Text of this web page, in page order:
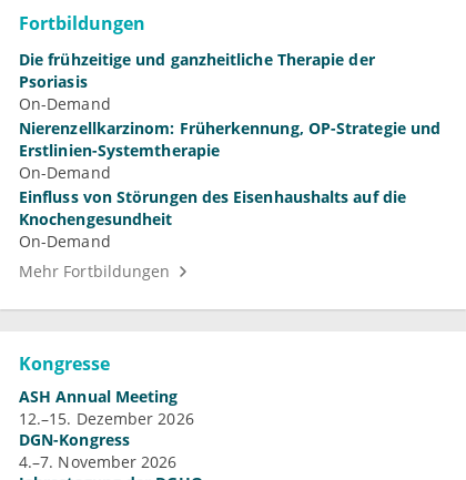
Fortbildungen
Die frühzeitige und ganzheitliche Therapie der
Psoriasis
On-Demand
Nierenzellkarzinom: Früherkennung, OP-Strategie und
Erstlinien-Systemtherapie
On-Demand
Einfluss von Störungen des Eisenhaushalts auf die
Knochengesundheit
On-Demand
Mehr Fortbildungen
Kongresse
ASH Annual Meeting
12.–15. Dezember 2026
DGN-Kongress
4.–7. November 2026